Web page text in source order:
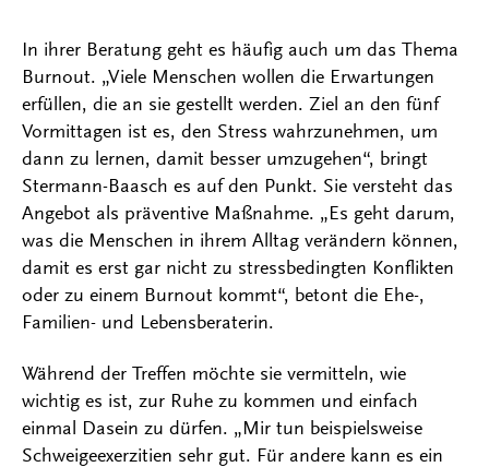
In ihrer Beratung geht es häufig auch um das Thema
Burnout. „Viele Menschen wollen die Erwartungen
erfüllen, die an sie gestellt werden. Ziel an den fünf
Vormittagen ist es, den Stress wahrzunehmen, um
dann zu lernen, damit besser umzugehen“, bringt
Stermann-Baasch es auf den Punkt. Sie versteht das
Angebot als präventive Maßnahme. „Es geht darum,
was die Menschen in ihrem Alltag verändern können,
damit es erst gar nicht zu stressbedingten Konflikten
oder zu einem Burnout kommt“, betont die Ehe-,
Familien- und Lebensberaterin.
Während der Treffen möchte sie vermitteln, wie
wichtig es ist, zur Ruhe zu kommen und einfach
einmal Dasein zu dürfen. „Mir tun beispielsweise
Schweigeexerzitien sehr gut. Für andere kann es ein